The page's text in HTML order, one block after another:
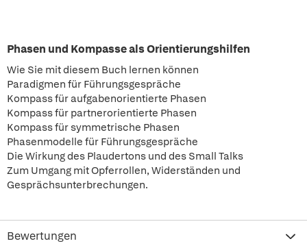
Phasen und Kompasse als Orientierungshilfen
Wie Sie mit diesem Buch lernen können
Paradigmen für Führungsgespräche
Kompass für aufgabenorientierte Phasen
Kompass für partnerorientierte Phasen
Kompass für symmetrische Phasen
Phasenmodelle für Führungsgespräche
Die Wirkung des Plaudertons und des Small Talks
Zum Umgang mit Opferrollen, Widerständen und
Gesprächsunterbrechungen.
Bewertungen